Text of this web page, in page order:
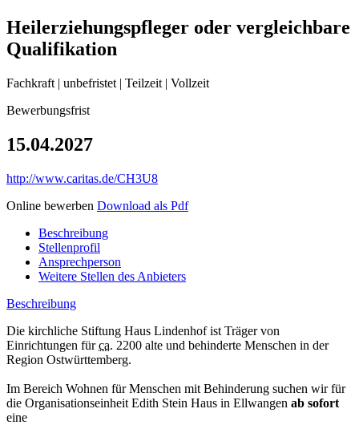
Heilerziehungspfleger oder vergleichbare
Qualifikation
Fachkraft | unbefristet | Teilzeit | Vollzeit
Bewerbungsfrist
15.04.2027
http://www.caritas.de/CH3U8
Online bewerben Download als Pdf
Beschreibung
Stellenprofil
Ansprechperson
Weitere Stellen des Anbieters
Beschreibung
Die kirchliche Stiftung Haus Lindenhof ist Träger von
Einrichtungen fürca. 2200 alte und behinderte Menschen in der
Region Ostwürttemberg.
Im Bereich Wohnen für Menschen mit Behinderung suchen wir für
die Organisationseinheit Edith Stein Haus in Ellwangen ab sofort
eine